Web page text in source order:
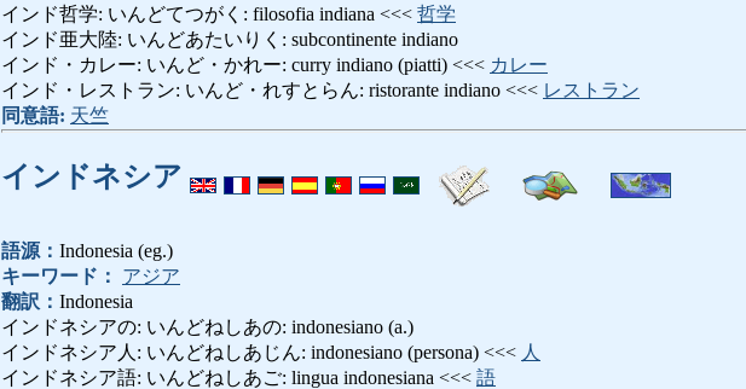
インド哲学: いんどてつがく: filosofia indiana <<< 哲学
インド亜大陸: いんどあたいりく: subcontinente indiano
インド・カレー: いんど・かれー: curry indiano (piatti) <<< カレー
インド・レストラン: いんど・れすとらん: ristorante indiano <<< レストラン
同意語: 天竺
インドネシア
語源： Indonesia (eg.)
キーワード：
アジア
翻訳： Indonesia
インドネシアの: いんどねしあの: indonesiano (a.)
インドネシア人: いんどねしあじん: indonesiano (persona) <<< 人
インドネシア語: いんどねしあご: lingua indonesiana <<< 語